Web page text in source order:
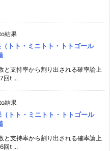
結果
トト・ミニトト・トトゴール
と支持率から割り出される確率論上
回t ...
結果
トト・ミニトト・トトゴール
と支持率から割り出される確率論上
回t ...